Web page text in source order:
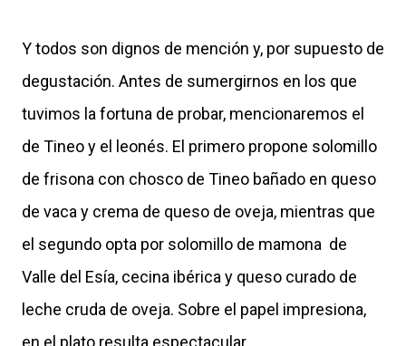
Y todos son dignos de mención y, por supuesto de
degustación. Antes de sumergirnos en los que
tuvimos la fortuna de probar, mencionaremos el
de Tineo y el leonés. El primero propone solomillo
de frisona con chosco de Tineo bañado en queso
de vaca y crema de queso de oveja, mientras que
el segundo opta por solomillo de mamona de
Valle del Esía, cecina ibérica y queso curado de
leche cruda de oveja. Sobre el papel impresiona,
en el plato resulta espectacular.